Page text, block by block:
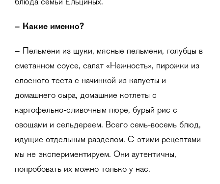
блюда семьи Ельциных.
– Какие именно?
– Пельмени из щуки, мясные пельмени, голубцы в
сметанном соусе, салат «Нежность», пирожки из
слоеного теста с начинкой из капусты и
домашнего сыра, домашние котлеты с
картофельно-сливочным пюре, бурый рис с
овощами и сельдереем. Всего семь-восемь блюд,
идущие отдельным разделом. С этими рецептами
мы не экспериментируем. Они аутентичны,
попробовать их можно только у нас.